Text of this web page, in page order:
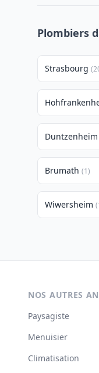
Plombiers
Strasbourg
Duntzenheim
Brumath (1)
Wiwersheim
NOS AUTRES
Paysagiste
Menuisier
Climatisation